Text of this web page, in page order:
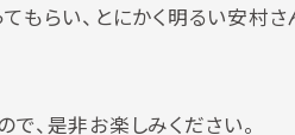
もらい、とにかく明るい安村
、是非お楽しみください。